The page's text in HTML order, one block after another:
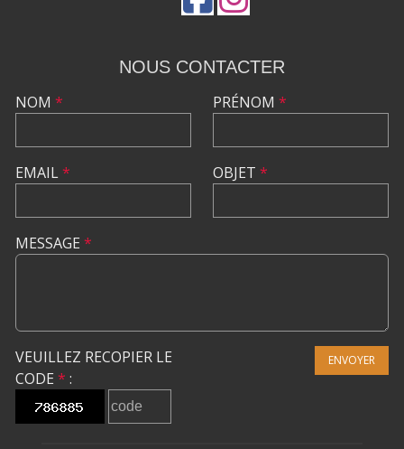
NOUS CONTACTER
NOM *
EMAIL*
PRÉNOM *
OBJET *
MESSAGE *
VEUILLEZ RECOPIER LE
CODE * :
ENVOYER